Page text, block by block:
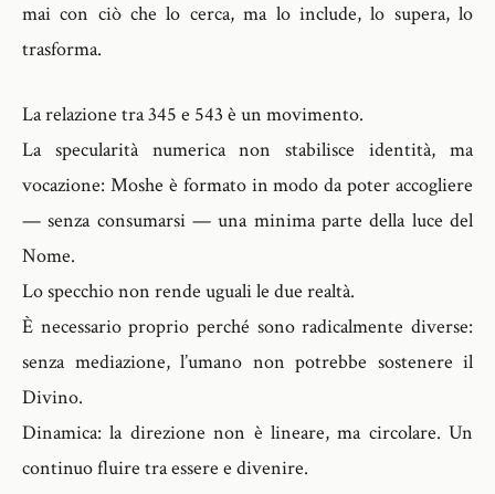
mai con ciò che lo cerca, ma lo include, lo supera, lo
trasforma.
La relazione tra 345 e 543 è un movimento.
La specularità numerica non stabilisce identità, ma
vocazione: Moshe è formato in modo da poter accogliere
— senza consumarsi — una minima parte della luce del
Nome.
Lo specchio non rende uguali le due realtà.
È necessario proprio perché sono radicalmente diverse:
senza mediazione, l’umano non potrebbe sostenere il
Divino.
Dinamica: la direzione non è lineare, ma circolare. Un
continuo fluire tra essere e divenire.